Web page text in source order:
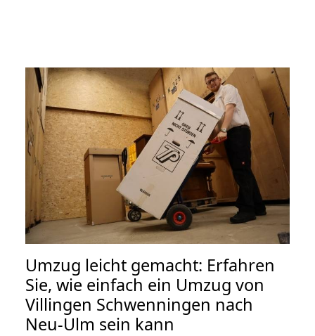
Umzug leicht gemacht: Erfahren
Sie, wie einfach ein Umzug von
Villingen Schwenningen nach
Neu-Ulm sein kann